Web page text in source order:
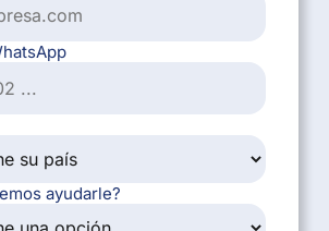
ayudarle?